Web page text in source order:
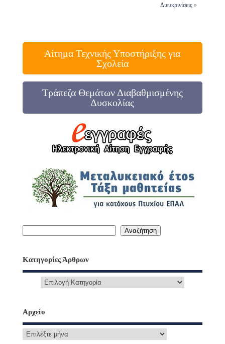
Διευκρινίσεις »
Αίτημα Τεχνικής Υποστήριξης για
Σχολεία
Τράπεζα Θεμάτων Διαβαθμισμένης
Δυσκολίας
Αναζήτηση
Κατηγορίες Άρθρων
Αρχείο